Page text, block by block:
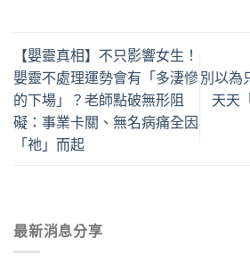
【嬰靈真相】不只影響女生！
嬰靈不處理運勢會有「多淒慘
的下場」？老師點破無形阻
礙：事業卡關、無名病痛全因
「祂」而起
別以為
天天
最新消息分享